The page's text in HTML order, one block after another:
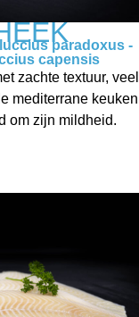
paradoxus -
capensis
zachte textuur, veel
mediterrane keuken
om zijn mildheid.